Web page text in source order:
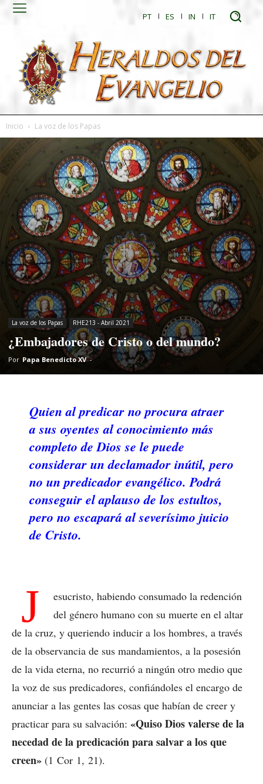
PT ES IN IT
Inicio La voz de los Papas
La voz de los Papas RHE213 - Abril 2021
¿Embajadores de Cristo o del mundo?
Por Papa Benedicto XV -
Quien al predicar no procura atraer
a sus oyentes al conocimiento más
completo de Dios se le puede
considerar un declamador inútil, pero
no un predicador evangélico. Podrá
conseguir el aplauso de los estultos,
pero no escapará al severísimo juicio
de Cristo.
J
esucristo, habiendo consumado la redención
del género humano con su muerte en el altar
de la cruz, y queriendo inducir a los hombres, a través
de la observancia de sus mandamientos, a la posesión
de la vida eterna, no recurrió a ningún otro medio que
la voz de sus predicadores, confiándoles el encargo de
anunciar a las gentes las cosas que habían de creer y
practicar para su salvación: «Quiso Dios valerse de la
necedad de la predicación para salvar a los que
creen» (1 Cor 1, 21).